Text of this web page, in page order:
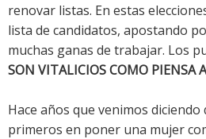
renovar listas. En estas
lista de candidatos, apostando
muchas ganas de trabajar. Los
SON VITALICIOS COMO PIENSA
Hace años que venimos
primeros en poner una mujer